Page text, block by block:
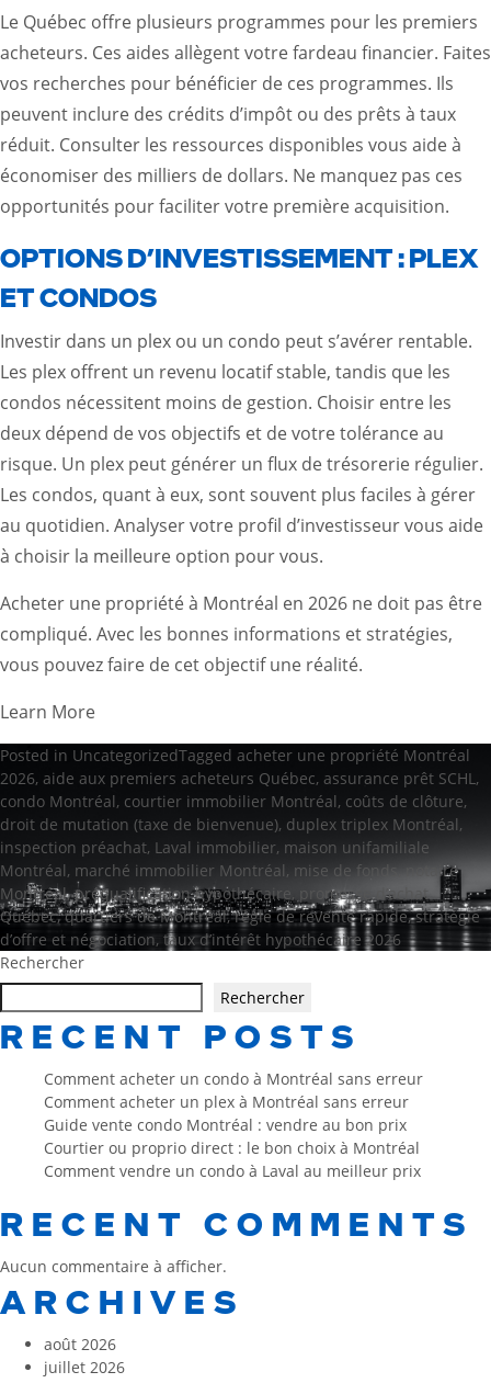
Le Québec offre plusieurs programmes pour les premiers
acheteurs. Ces aides allègent votre fardeau financier. Faites
vos recherches pour bénéficier de ces programmes. Ils
peuvent inclure des crédits d’impôt ou des prêts à taux
réduit. Consulter les ressources disponibles vous aide à
économiser des milliers de dollars. Ne manquez pas ces
opportunités pour faciliter votre première acquisition.
OPTIONS D’INVESTISSEMENT : PLEX
ET CONDOS
Investir dans un plex ou un condo peut s’avérer rentable.
Les plex offrent un revenu locatif stable, tandis que les
condos nécessitent moins de gestion. Choisir entre les
deux dépend de vos objectifs et de votre tolérance au
risque. Un plex peut générer un flux de trésorerie régulier.
Les condos, quant à eux, sont souvent plus faciles à gérer
au quotidien. Analyser votre profil d’investisseur vous aide
à choisir la meilleure option pour vous.
Acheter une propriété à Montréal en 2026 ne doit pas être
compliqué. Avec les bonnes informations et stratégies,
vous pouvez faire de cet objectif une réalité.
Learn More
Posted in UncategorizedTagged acheter une propriété Montréal
2026, aide aux premiers acheteurs Québec, assurance prêt SCHL ,
condo Montréal, courtier immobilier Montréal, coûts de clôture,
droit de mutation (taxe de bienvenue), duplex triplex Montréal,
inspection préachat, Laval immobilier, maison unifamiliale
Montréal, marché immobilier Montréal, mise de fonds,
notaire
Montréal,préqualification hypothécaire, promesse d’achat
Québec,quartiers de Montréal,règle de revente rapide,stratégie
d’offre et négociation, taux d’intérêt hypothécaire 2026
Rechercher
Rechercher
RECENT POSTS
Comment acheter un condo à Montréal sans erreur
Comment acheter un plex à Montréal sans erreur
Guide vente condo Montréal : vendre au bon prix
Courtier ou proprio direct : le bon choix à Montréal
Comment vendre un condo à Laval au meilleur prix
RECENT COMMENTS
Aucun commentaire à afficher.
ARCHIVES
août 2026
juillet 2026